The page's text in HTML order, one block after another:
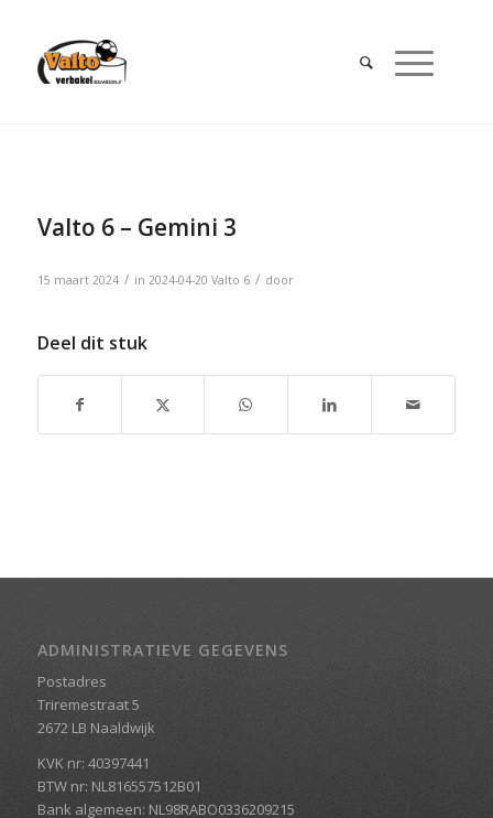
Valto 6 – Gemini 3
15 maart 2024 / in 2024-04-20 Valto 6 / door
Deel dit stuk
ADMINISTRATIEVE GEGEVENS
Postadres
Triremestraat 5
2672 LB Naaldwijk
KVK nr: 40397441
BTW nr: NL816557512B01
Bank algemeen: NL98RABO0336209215